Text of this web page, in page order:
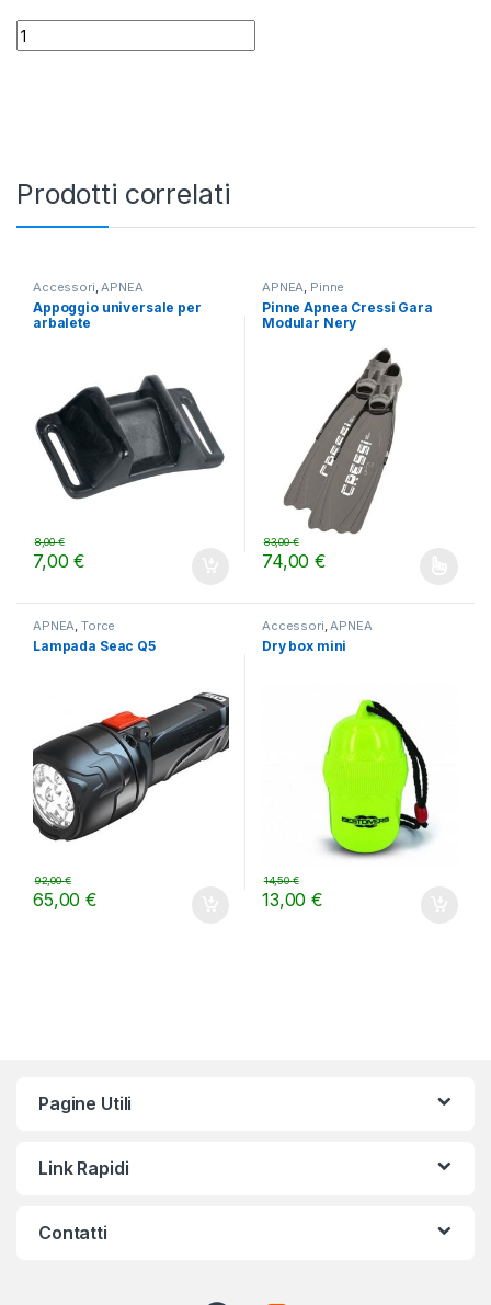
Boccaglio Mares Element quantity
Prodotti correlati
Accessori,APNEA
Appoggio universale per
arbalete
7,00€
8,00€
APNEA, Pinne
Pinne Apnea Cressi Gara
Modular Nery
74,00€
83,00€
APNEA,Torce
Lampada Seac Q5
65,00€
92,00€
Accessori,APNEA
Dry box mini
13,00€
14,50€
Pagine Utili
Link Rapidi
Contatti